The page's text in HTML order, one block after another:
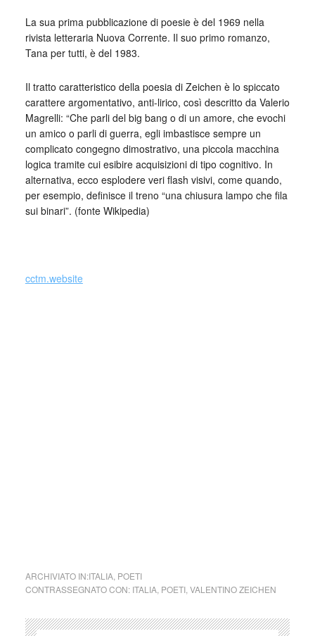
La sua prima pubblicazione di poesie è del 1969 nella
rivista letteraria Nuova Corrente. Il suo primo romanzo,
Tana per tutti, è del 1983.
Il tratto caratteristico della poesia di Zeichen è lo spiccato
carattere argomentativo, anti-lirico, così descritto da Valerio
Magrelli: “Che parli del big bang o di un amore, che evochi
un amico o parli di guerra, egli imbastisce sempre un
complicato congegno dimostrativo, una piccola macchina
logica tramite cui esibire acquisizioni di tipo cognitivo. In
alternativa, ecco esplodere veri flash visivi, come quando,
per esempio, definisce il treno “una chiusura lampo che fila
sui binari”. (fonte Wikipedia)
cctm.website
ARCHIVIATO IN:ITALIA, POETI
CONTRASSEGNATO CON: ITALIA, POETI, VALENTINO ZEICHEN